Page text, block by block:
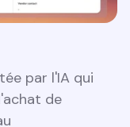
par l'IA qui
de